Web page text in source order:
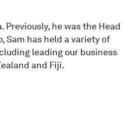
Previously, he was the Head
Sam has held a variety of
leading our business
and Fiji.